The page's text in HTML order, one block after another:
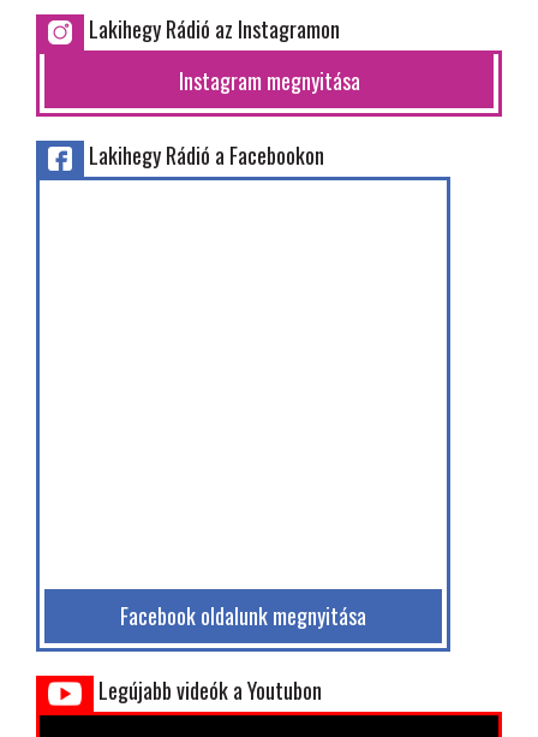
Lakihegy Rádió az Instagramon
Instagram megnyitása
Lakihegy Rádió a Facebookon
Facebook oldalunk megnyitása
Legújabb videók a Youtubon